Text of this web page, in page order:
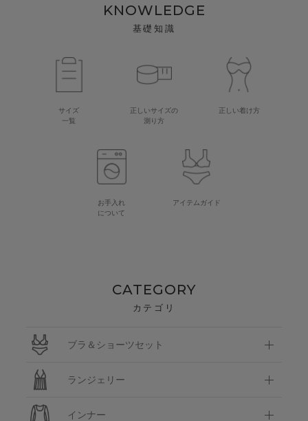
KNOWLEDGE
基礎知識
サイズ
一覧
正しいサイズの
測り方
正しい着け方
お手入れ
について
アイテムガイド
CATEGORY
カテゴリ
ブラ＆ショーツセット
ランジェリー
インナー